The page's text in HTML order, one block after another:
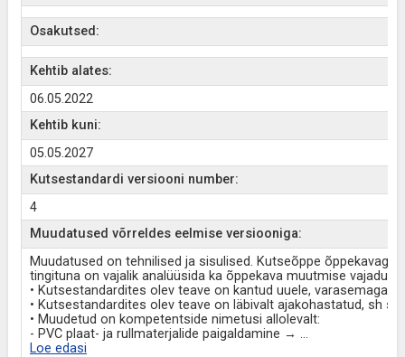
Osakutsed:
Kehtib alates:
06.05.2022
Kehtib kuni:
05.05.2027
Kutsestandardi versiooni number:
4
Muudatused võrreldes eelmise versiooniga:
Muudatused on tehnilised ja sisulised. Kutseõppe
tingituna on vajalik analüüsida ka õppekava muutmise vajadust.
• Kutsestandardites olev teave on kantud uuele, varasemaga
• Kutsestandardites olev teave on läbivalt ajakohastatud, sh
• Muudetud on kompetentside nimetusi allolevalt:
- PVC plaat- ja rullmaterjalide paigaldamine → ...
Loe edasi